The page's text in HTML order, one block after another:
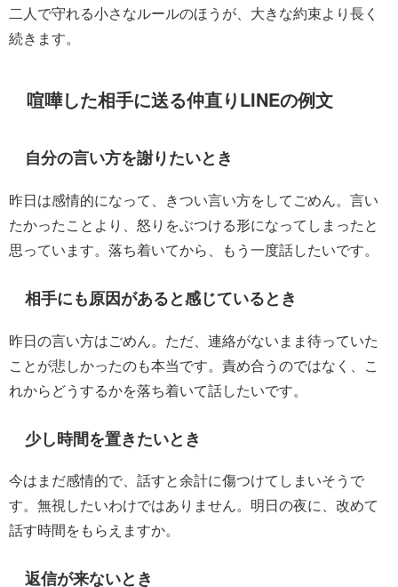
二人で守れる小さなルールのほうが、大きな約束より長く
続きます。
喧嘩した相手に送る仲直りLINEの例文
自分の言い方を謝りたいとき
昨日は感情的になって、きつい言い方をしてごめん。言い
たかったことより、怒りをぶつける形になってしまったと
思っています。落ち着いてから、もう一度話したいです。
相手にも原因があると感じているとき
昨日の言い方はごめん。ただ、連絡がないまま待っていた
ことが悲しかったのも本当です。責め合うのではなく、こ
れからどうするかを落ち着いて話したいです。
少し時間を置きたいとき
今はまだ感情的で、話すと余計に傷つけてしまいそうで
す。無視したいわけではありません。明日の夜に、改めて
話す時間をもらえますか。
返信が来ないとき